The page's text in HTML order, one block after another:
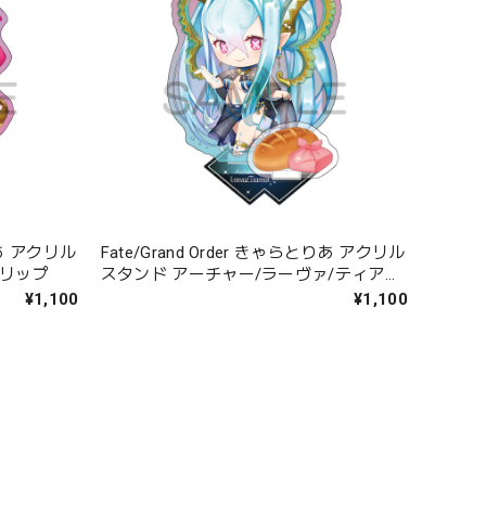
アクリル
ップ
¥1,100
Fate/Grand Order きゃらとりあ アクリル
スタンド アーチャー/ラーヴァ/ティアマ
¥1,100